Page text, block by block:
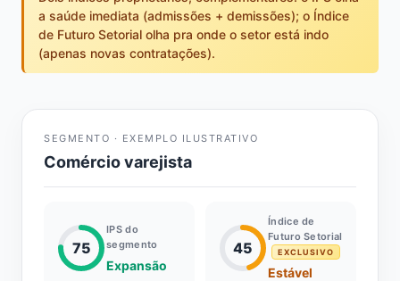
a saúde imediata (admissões + demissões); o Índice
de Futuro Setorial olha pra onde o setor está indo
(apenas novas contratações).
SEGMENTO · EXEMPLO ILUSTRATIVO
Comércio varejista
75
IPS do
segmento
Expansão
45
Índice de
Futuro Setorial
EXCLUSIVO
Estável